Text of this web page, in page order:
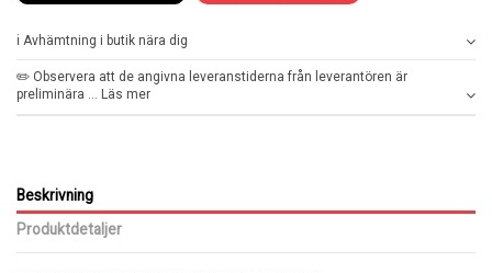
ℹ️ Avhämtning i butik nära dig
✏️ Observera att de angivna leveranstiderna från leverantören är
preliminära ... Läs mer
Beskrivning
Produktdetaljer